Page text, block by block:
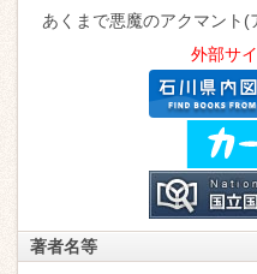
あくまで悪魔のアクマント
外部サ
著者名等